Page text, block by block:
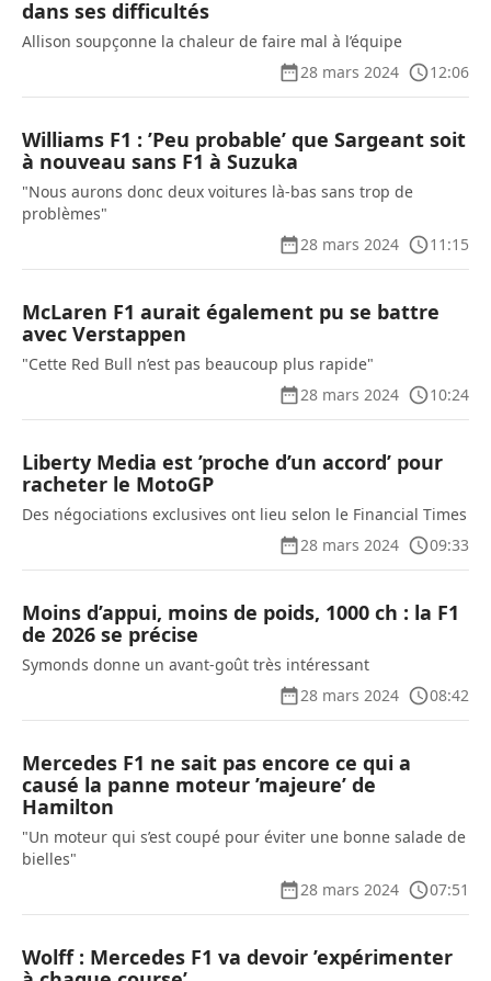
dans ses difficultés
Allison soupçonne la chaleur de faire mal à l’équipe
28 mars 2024
12:06
Williams F1 : ’Peu probable’ que Sargeant soit
à nouveau sans F1 à Suzuka
"Nous aurons donc deux voitures là-bas sans trop de
problèmes"
28 mars 2024
11:15
McLaren F1 aurait également pu se battre
avec Verstappen
"Cette Red Bull n’est pas beaucoup plus rapide"
28 mars 2024
10:24
Liberty Media est ’proche d’un accord’ pour
racheter le MotoGP
Des négociations exclusives ont lieu selon le Financial Times
28 mars 2024
09:33
Moins d’appui, moins de poids, 1000 ch : la F1
de 2026 se précise
Symonds donne un avant-goût très intéressant
28 mars 2024
08:42
Mercedes F1 ne sait pas encore ce qui a
causé la panne moteur ’majeure’ de
Hamilton
"Un moteur qui s’est coupé pour éviter une bonne salade de
bielles"
28 mars 2024
07:51
Wolff : Mercedes F1 va devoir ’expérimenter